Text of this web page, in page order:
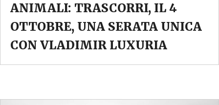
ANIMALI: TRASCORRI, IL 4
OTTOBRE, UNA SERATA UNICA
CON VLADIMIR LUXURIA